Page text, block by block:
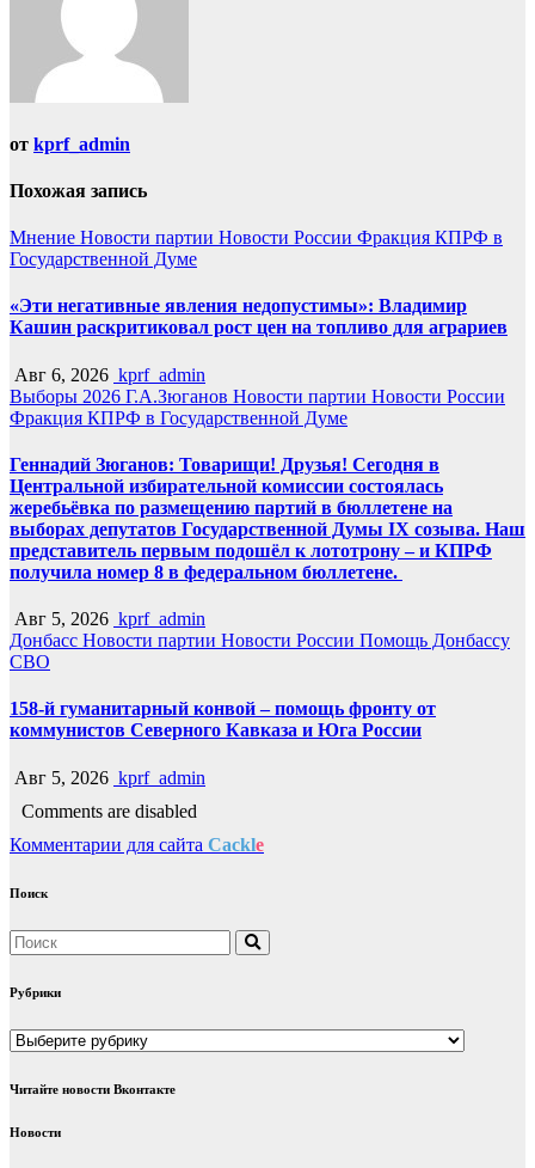
от kprf_admin
Похожая запись
Мнение Новости партии Новости России Фракция КПРФ в
Государственной Думе
«Эти негативные явления недопустимы»: Владимир
Кашин раскритиковал рост цен на топливо для аграриев
Авг 6, 2026 kprf_admin
Выборы 2026 Г.А.Зюганов Новости партии Новости России
Фракция КПРФ в Государственной Думе
Геннадий Зюганов: Товарищи! Друзья! Сегодня в
Центральной избирательной комиссии состоялась
жеребьёвка по размещению партий в бюллетене на
выборах депутатов Государственной Думы IX созыва. Наш
представитель первым подошёл к лототрону – и КПРФ
получила номер 8 в федеральном бюллетене.
Авг 5, 2026 kprf_admin
Донбасс Новости партии Новости России Помощь Донбассу
СВО
158-й гуманитарный конвой – помощь фронту от
коммунистов Северного Кавказа и Юга России
Авг 5, 2026 kprf_admin
Comments are disabled
Комментарии для сайта Cackle
Поиск
Рубрики
Рубрики
Читайте новости Вконтакте
Новости